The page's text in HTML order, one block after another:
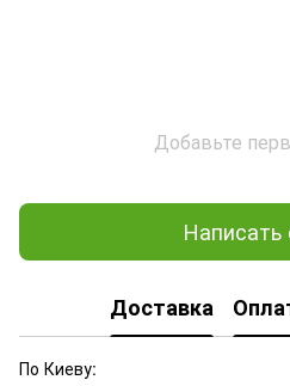
Добавьте
Написать
Доставка
По Киеву: